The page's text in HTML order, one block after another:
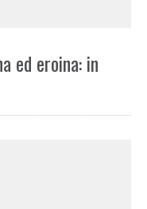
ed eroina: in